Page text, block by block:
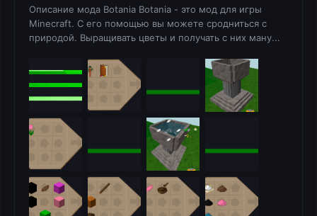
Описание мода Botania Botania - это мод для игры
Minecraft. С его помощью вы можете сродниться с
природой. Выращивать цветы и получать с них ману...